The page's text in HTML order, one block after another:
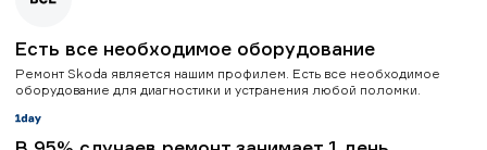
Есть все необходимое оборудование
Ремонт Skoda является нашим профилем. Есть все необходимое
оборудование для диагностики и устранения любой поломки.